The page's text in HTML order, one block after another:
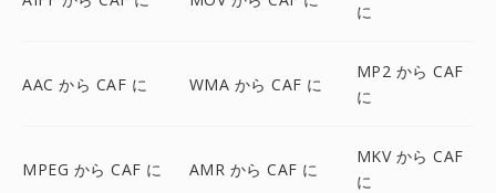
に
AAC から CAF に WMA から CAF に
MP2 から CAF
に
MPEG から CAF に AMR から CAF に
MKV から CAF
に